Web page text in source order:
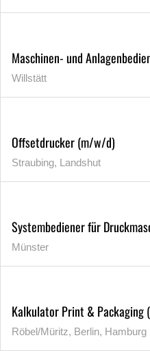
Maschinen- und
Willstätt
Offsetdrucker (m/w/d)
Straubing, Landshut
Systembediener für
Münster
Kalkulator Print & Packaging
Röbel/Müritz, Berlin, Hamburg